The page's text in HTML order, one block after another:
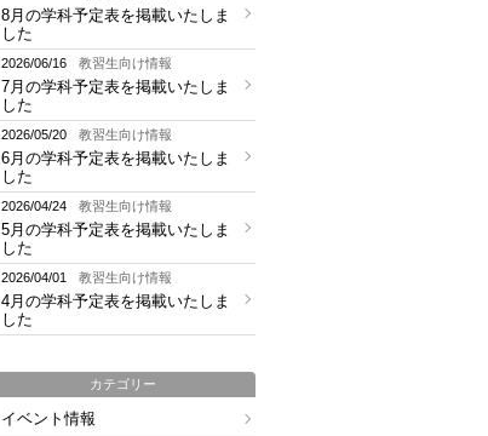
8月の学科予定表を掲載いたしま
した
2026/06/16 教習生向け情報
7月の学科予定表を掲載いたしま
した
2026/05/20 教習生向け情報
6月の学科予定表を掲載いたしま
した
2026/04/24 教習生向け情報
5月の学科予定表を掲載いたしま
した
2026/04/01 教習生向け情報
4月の学科予定表を掲載いたしま
した
カテゴリー
イベント情報